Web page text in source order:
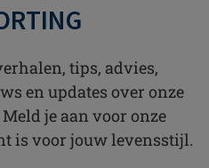
tips, advies,
en updates over onze
je aan voor onze
is voor jouw levensstijl.